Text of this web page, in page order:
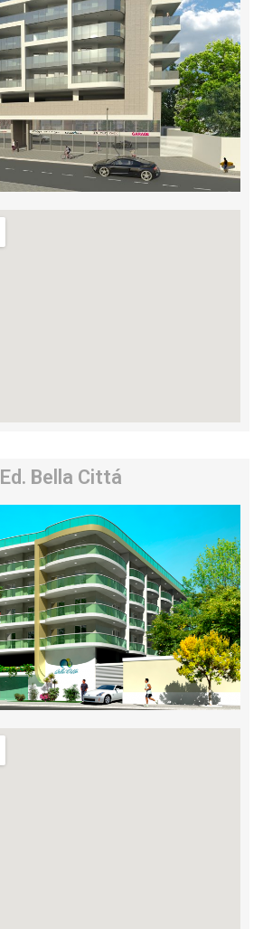
Ed. Bella Cittá